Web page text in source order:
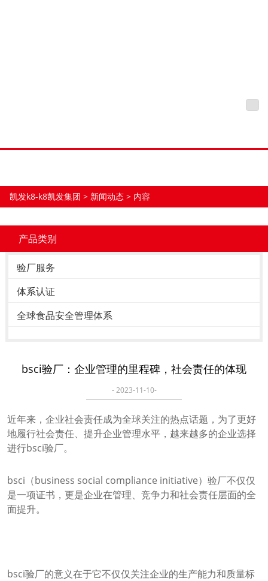
凯发k8-k8凯发集团 > 新闻动态 > 内容
产品类别
验厂服务
体系认证
全球食品安全管理体系
bsci验厂：企业管理的里程碑，社会责任的体现
- 2023-11-10-
近年来，企业社会责任成为全球关注的热点话题，为了更好
地履行社会责任、提升企业管理水平，越来越多的企业选择
进行bsci验厂。
bsci（business social compliance initiative）验厂不仅仅
是一项证书，更是企业在管理、竞争力和社会责任层面的全
面提升。
bsci验厂的意义在于它不仅仅关注企业的生产能力和质量标